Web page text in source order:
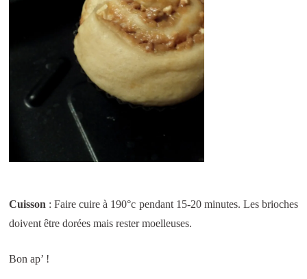
Cuisson : Faire cuire à 190°c pendant 15-20 minutes. Les brioches
doivent être dorées mais rester moelleuses.
Bon ap’ !